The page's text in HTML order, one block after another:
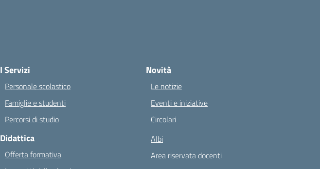
I Servizi
Personale scolastico
Famiglie e studenti
Percorsi di studio
Didattica
Offerta formativa
Novità
Le notizie
Eventi e iniziative
Circolari
Albi
Area riservata docenti